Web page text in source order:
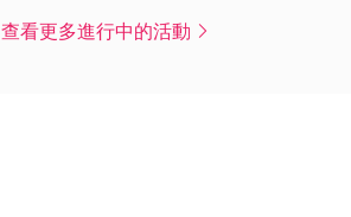
查看更多進行中的活動